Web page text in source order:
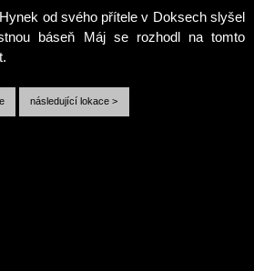
od svého přítele v Doksech slyšel
báseň Máj se rozhodl na tomto
následující lokace >